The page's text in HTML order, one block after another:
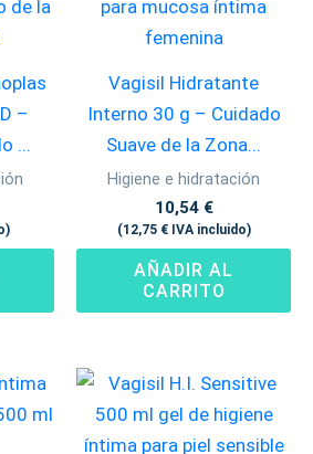
–
...
Vagisil Hidratante
Interno 30 g – Cuidado
Suave de la Zona...
Higiene e hidratación
10,54 €
(12,75 €IVA incluido)
AÑADIR AL
CARRITO